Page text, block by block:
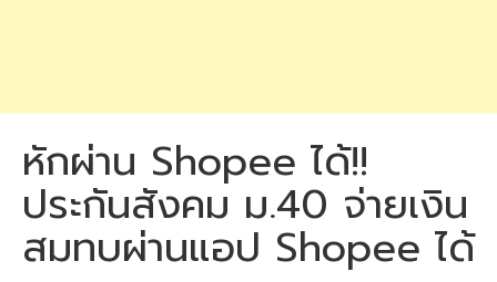
หักผ่าน Shopee ได้!!
ประกันสังคม ม.40 จ่ายเงิน
สมทบผ่านแอป Shopee ได้